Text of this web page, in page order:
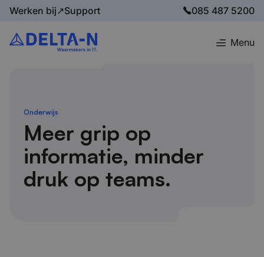
Werken bij↗Support 085 487 5200
Menu
Home Sectoren Onderwijs
Onderwijs
Meer grip op
informatie, minder
druk op teams.